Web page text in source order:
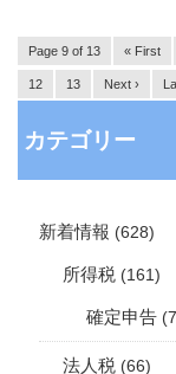
Page 9 of 13 « First
12 13 Next ›
カテゴリー
新着情報 (628)
所得税 (161)
確定申告
法人税 (66)